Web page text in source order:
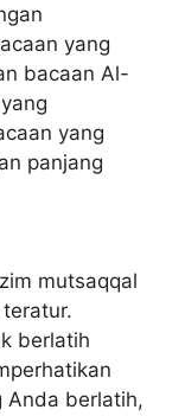
yang
bacaan Al-
yang
panjang
mutsaqqal
berlatih
Anda berlatih,